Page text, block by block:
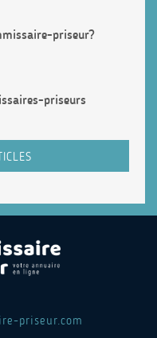
priseur?
priseurs
priseur.com